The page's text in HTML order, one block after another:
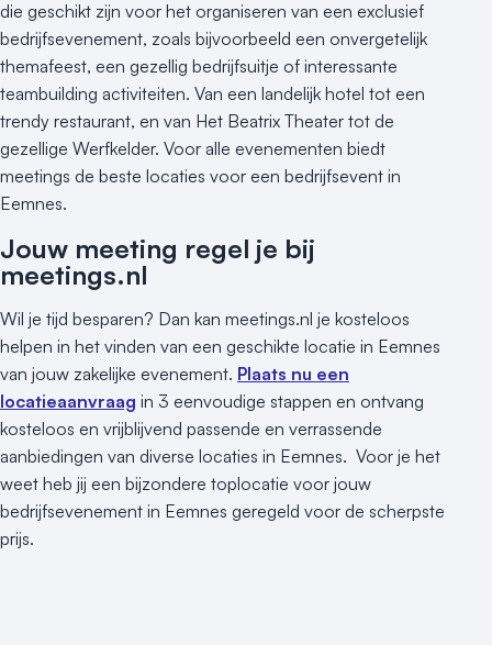
die geschikt zijn voor het organiseren van een exclusief
bedrijfsevenement, zoals bijvoorbeeld een onvergetelijk
themafeest, een gezellig bedrijfsuitje of interessante
teambuilding activiteiten. Van een landelijk hotel tot een
trendy restaurant, en van Het Beatrix Theater tot de
gezellige Werfkelder. Voor alle evenementen biedt
meetings de beste locaties voor een bedrijfsevent in
Eemnes.
Jouw meeting regel je bij
meetings.nl
Wil je tijd besparen? Dan kan meetings.nl je kosteloos
helpen in het vinden van een geschikte locatie in Eemnes
van jouw zakelijke evenement. Plaats nu een
locatieaanvraag in 3 eenvoudige stappen en ontvang
kosteloos en vrijblijvend passende en verrassende
aanbiedingen van diverse locaties in Eemnes. Voor je het
weet heb jij een bijzondere toplocatie voor jouw
bedrijfsevenement in Eemnes geregeld voor de scherpste
prijs.